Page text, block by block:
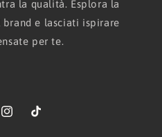
la qualità. Esplora la
e lasciati ispirare
per te.
InstagramTikTok